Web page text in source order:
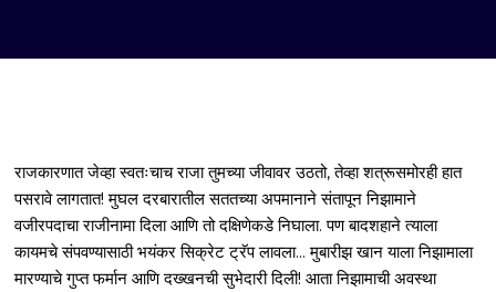
राजकारणात जेव्हा स्वतःचाच राजा तुमच्या जीवावर उठतो, तेव्हा शत्रूसमोरही हात
पसरावे लागतात! मुघल दरबारातील सततच्या अपमानाने संतापून निझामाने
वजीरपदाचा राजीनामा दिला आणि तो दक्षिणेकडे निघाला. पण बादशहाने त्याला
कायमचे संपवण्यासाठी भयंकर सिक्रेट ट्रॅप लावला... मुबारीझ खान याला निझामाला
मारण्याचे गुप्त फर्मान आणि दख्खनची सुभेदारी दिली! आता निझामाची अवस्था